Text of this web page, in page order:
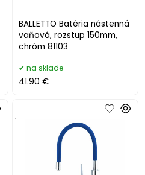
BALLETTO Batéria nástenná
vaňová, rozstup 150mm,
chróm 81103
na sklade
41.90 €
.